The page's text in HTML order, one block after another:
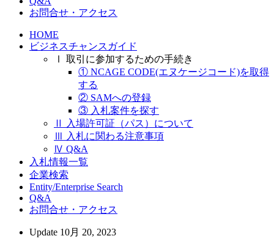
お問合せ・アクセス
HOME
ビジネスチャンスガイド
Ⅰ 取引に参加するための手続き
① NCAGE CODE(エヌケージコード)を取得
する
② SAMへの登録
③ 入札案件を探す
Ⅱ 入場許可証（パス）について
Ⅲ 入札に関わる注意事項
Ⅳ Q&A
入札情報一覧
企業検索
Entity/Enterprise Search
Q&A
お問合せ・アクセス
Update 10月 20, 2023